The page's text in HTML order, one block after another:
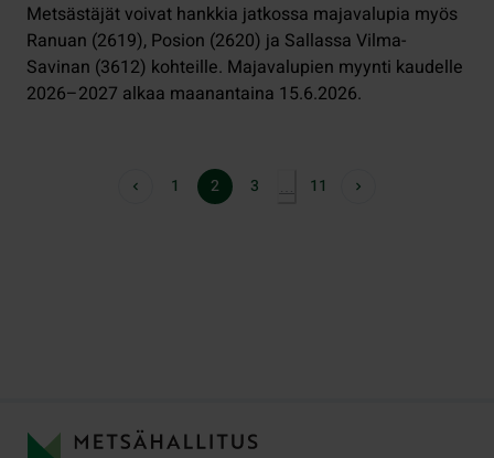
Metsästäjät voivat hankkia jatkossa majavalupia myös
Ranuan (2619), Posion (2620) ja Sallassa Vilma-
Savinan (3612) kohteille. Majavalupien myynti kaudelle
2026–2027 alkaa maanantaina 15.6.2026.
1 2 3 … 11